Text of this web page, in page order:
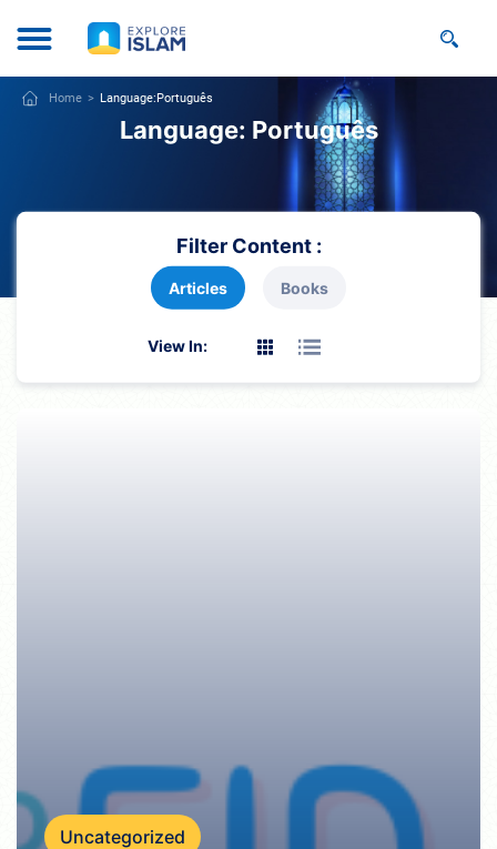
Home Language:Português
Language: Português
Filter Content :
Articles Books
View In:
Uncategorized